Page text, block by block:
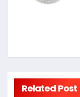
Related Post